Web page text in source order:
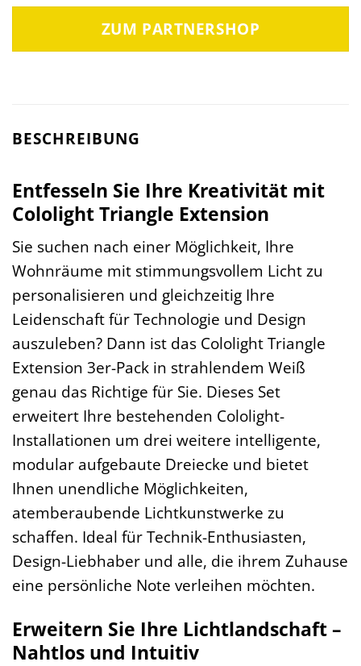
ZUM PARTNERSHOP
BESCHREIBUNG
Entfesseln Sie Ihre Kreativität mit
Cololight Triangle Extension
Sie suchen nach einer Möglichkeit, Ihre
Wohnräume mit stimmungsvollem Licht zu
personalisieren und gleichzeitig Ihre
Leidenschaft für Technologie und Design
auszuleben? Dann ist das Cololight Triangle
Extension 3er-Pack in strahlendem Weiß
genau das Richtige für Sie. Dieses Set
erweitert Ihre bestehenden Cololight-
Installationen um drei weitere intelligente,
modular aufgebaute Dreiecke und bietet
Ihnen unendliche Möglichkeiten,
atemberaubende Lichtkunstwerke zu
schaffen. Ideal für Technik-Enthusiasten,
Design-Liebhaber und alle, die ihrem Zuhause
eine persönliche Note verleihen möchten.
Erweitern Sie Ihre Lichtlandschaft –
Nahtlos und Intuitiv